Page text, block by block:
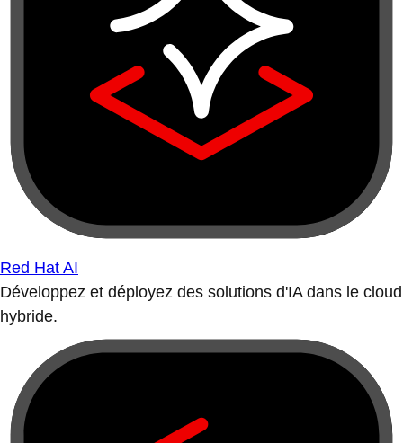
Red Hat AI
Développez et déployez des solutions d'IA dans le cloud
hybride.